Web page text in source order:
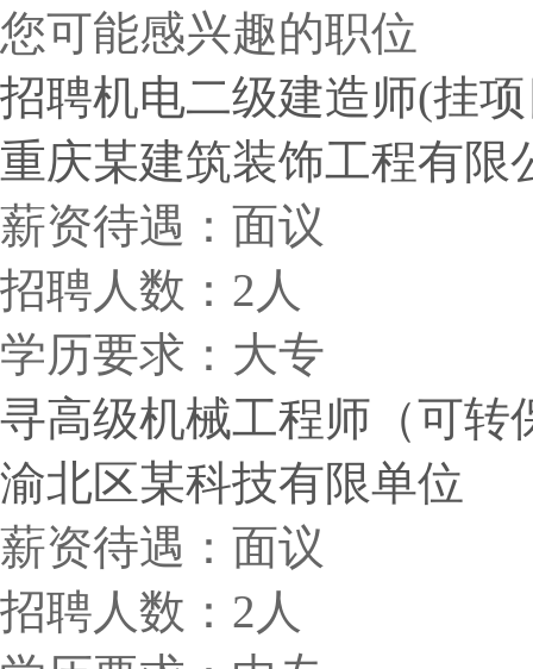
您可能感兴趣的职位
招聘机电二级建造师(挂
重庆某建筑装饰工程有限
薪资待遇：面议
招聘人数：2人
学历要求：大专
寻高级机械工程师（可转
渝北区某科技有限单位
薪资待遇：面议
招聘人数：2人